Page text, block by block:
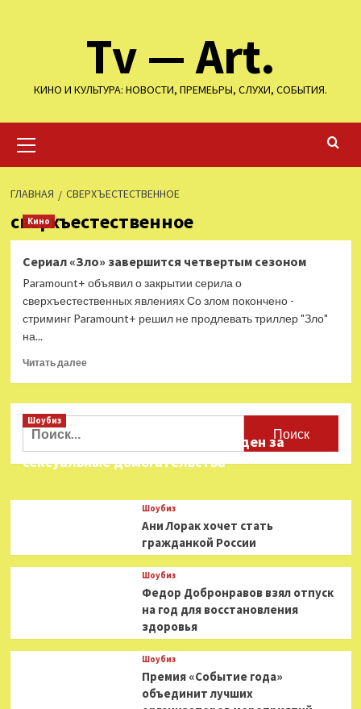
Tv — Art.
КИНО И КУЛЬТУРА: НОВОСТИ, ПРЕМЕЬРЫ, СЛУХИ, СОБЫТИЯ.
меню
ГЛАВНАЯ СВЕРХЪЕСТЕСТВЕННОЕ
сверхъестественное
Кино
Сериал «Зло» завершится четвертым сезоном
Paramount+ объявил о закрытии серила о
сверхъестественных явлениях Со злом покончено -
стриминг Paramount+ решил не продлевать триллер "Зло"
на...
Читать далееПрочитать
Сериал
четвертым
сезоном
Найти:
Шоубиз
Звезда «Игры в кальмара» осужден за
сексуальные домогательства
Шоубиз
Ани Лорак хочет стать
гражданкой России
Шоубиз
Федор Добронравов взял отпуск
на год для восстановления
здоровья
Шоубиз
Премия «Событие года»
объединит лучших